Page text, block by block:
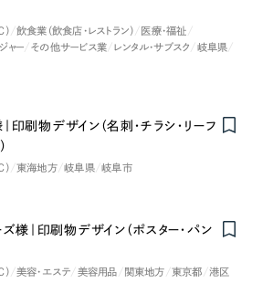
飲食業（飲食店・レストラン）
医療・福祉
ャー その他サービス業 レンタル・サブスク
岐阜県
刷物デザイン（名刺・チラシ・リーフ
東海地方 岐阜県 岐阜市
様｜印刷物デザイン（ポスター・パン
美容・エステ 美容用品 関東地方 東京都 港区